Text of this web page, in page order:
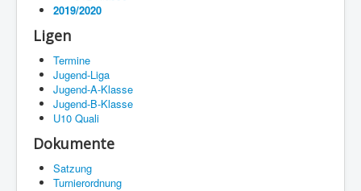
2019/2020
Ligen
Termine
Jugend-Liga
Jugend-A-Klasse
Jugend-B-Klasse
U10 Quali
Dokumente
Satzung
Turnierordnung